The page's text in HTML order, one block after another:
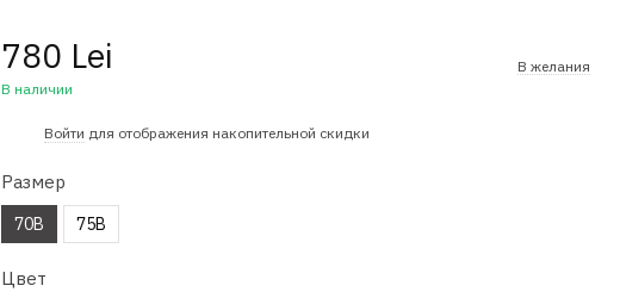
780 Lei
В наличии
В желания
Войти для отображения накопительной скидки
Размер
70B 75B
Цвет